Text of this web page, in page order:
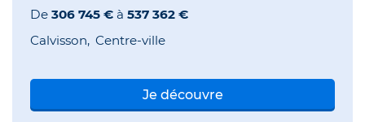
De 306 745 € à 537 362 €
Calvisson Centre-ville
Je découvre